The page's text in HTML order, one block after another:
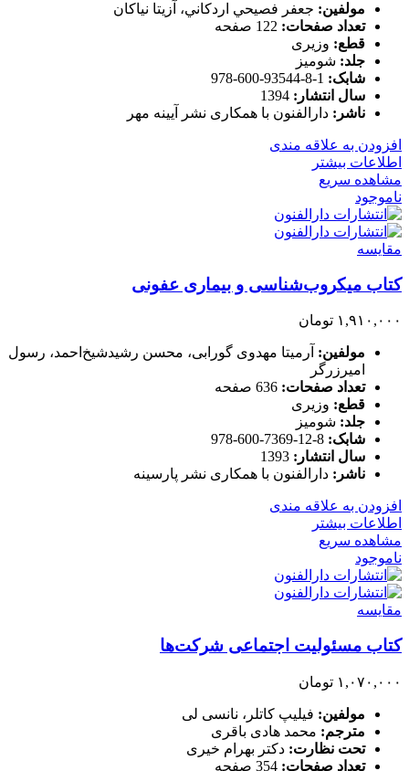
مولفین: جعفر فصيحي اردكاني، آزیتا نیاکان
تعداد صفحات:
قطع: وزیری
جلد: شومیز
شابک:
سال انتشار:
ناشر: دارالفنون با همکاری نشر آیینه‌ مهر
افزودن به علاقه مندی
اطلاعات بیشتر
مشاهده سریع
ناموجود
مقایسه
کتاب میکروب‌شناسی و بیماری عفونی
۱,۹۱۰,۰۰۰ تومان
مولفین: آرمیتا مهدوی گورابی، محسن رشید‌شیخ‌احمد، رسول
امیرزرگر
تعداد صفحات:
قطع: وزیری
جلد: شومیز
شابک:
سال انتشار:
ناشر: دارالفنون با همکاری نشر پارسینه
افزودن به علاقه مندی
اطلاعات بیشتر
مشاهده سریع
ناموجود
مقایسه
کتاب مسئولیت اجتماعی شرکت‌ها
۱,۰۷۰,۰۰۰ تومان
مولفین: فیلیپ کاتلر، نانسی لی
مترجم: محمد هادی باقری
تحت نظارت: دکتر بهرام خیری
تعداد صفحات: